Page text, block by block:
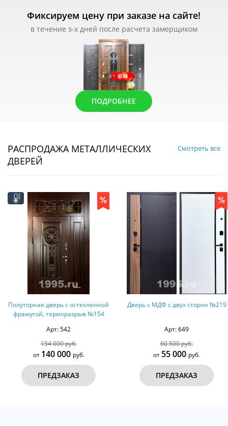
Фиксируем цену при заказе на сайте!
в течение з-х дней после расчета замерщиком
ПОДРОБНЕЕ
РАСПРОДАЖА МЕТАЛЛИЧЕСКИХ
ДВЕРЕЙ
Смотреть все
Дверь с МДФ с двух сторон №219
Арт: 649
60 500 руб.
от55 000руб.
ПРЕДЗАКАЗ
Глухая МДФ дверь с боковыми
Арт: 472
42 000 руб.
от 35 000 руб.
ПРЕДЗАКАЗ